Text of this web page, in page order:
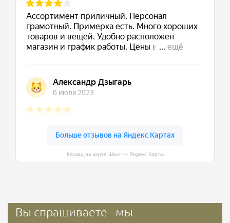
Каскад на карте Шахт — Яндекс Карты
Вы спрашиваете - мы